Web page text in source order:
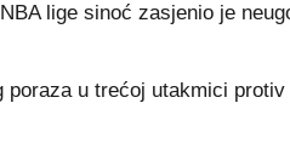
lige sinoć zasjenio je
u trećoj utakmici